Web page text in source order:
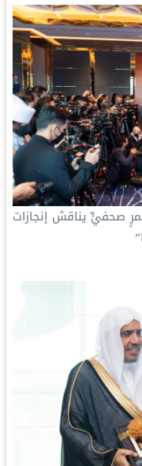
صحفيٍّ يناقش إنجازات